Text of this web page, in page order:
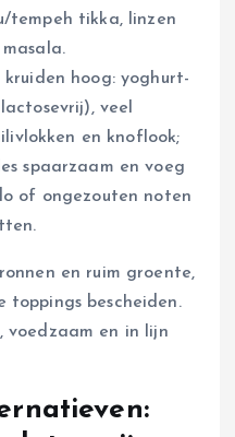
tikka, linzen
hoog: yoghurt-
veel
en knoflook;
spaarzaam en voeg
of ongezouten noten
en ruim groente,
toppings bescheiden.
voedzaam en in lijn